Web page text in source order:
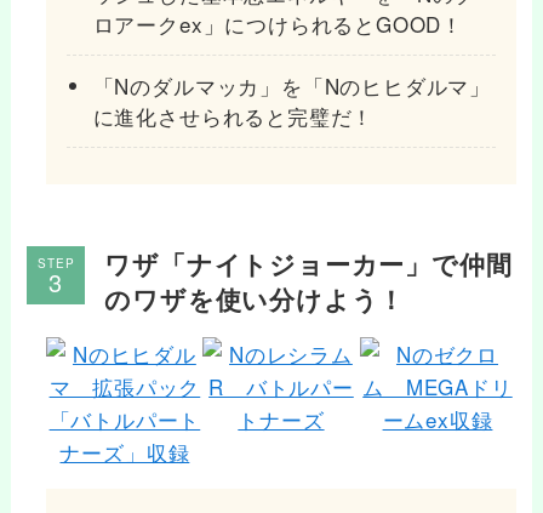
ロアークex」につけられるとGOOD！
「Nのダルマッカ」を「Nのヒヒダルマ」
に進化させられると完璧だ！
STEP
ワザ「ナイトジョーカー」で仲間
のワザを使い分けよう！